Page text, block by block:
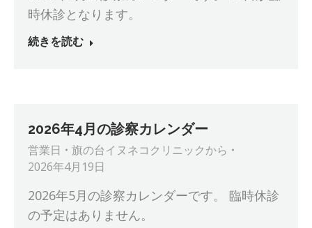
時休診となります。
続きを読む
2026年4月の診察カレンダー
営業日 旗の台イヌネコクリニックから
2026年4月19日
2026年5月の診察カレンダーです。 臨時休診
の予定はありません。